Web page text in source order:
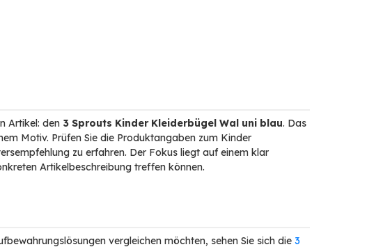
Artikel: den 3 Sprouts Kinder Kleiderbügel Wal uni blau. Das
Motiv. Prüfen Sie die Produktangaben zum Kinder
zu erfahren. Der Fokus liegt auf einem klar
Artikelbeschreibung treffen können.
vergleichen möchten, sehen Sie sich die 3